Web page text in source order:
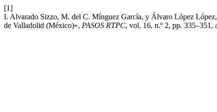
[1]
I. Alvarado Sizzo, M. del C. Mínguez García, y Álvaro López López,
de Valladolid (México)», PASOS RTPC, vol. 16, n.º 2, pp. 335–351,